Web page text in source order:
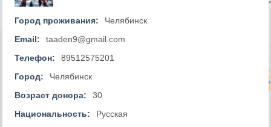
Город проживания:
Челябинск
Email:
taaden9@gmail.com
Телефон:
89512575201
Город:
Челябинск
Возраст донора:
30
Национальность:
Русская